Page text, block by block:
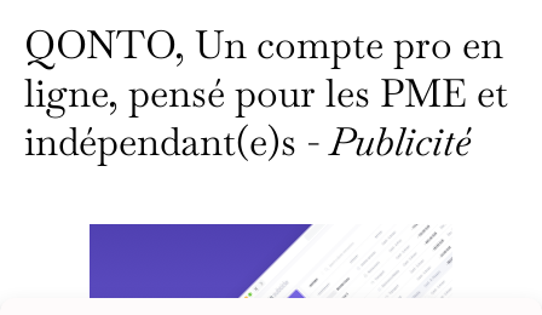
QONTO, Un compte pro en
ligne, pensé pour les PME et
indépendant(e)s -Publicité